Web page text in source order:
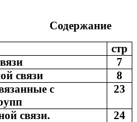
стр
7
связи
8
с
23
связи.
24